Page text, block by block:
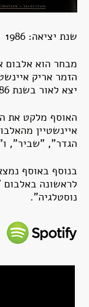
שנת יציאה: 1986
מבחר הוא אלבום
יצא לאור בשנת 1986.
האוסף מלקט את
איינשטיין
הגדר", "שביר",
בנוסף באוסף
לראשונה
נוסטלגיה".